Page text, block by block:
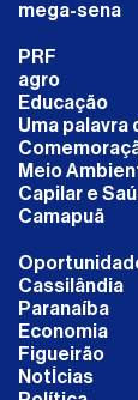
mega-sena
PRF
agro
Educação
Uma palavra
Meio
Capilar e
Camapuã
Cassilândia
Paranaíba
Economia
Figueirão
NotÍcias